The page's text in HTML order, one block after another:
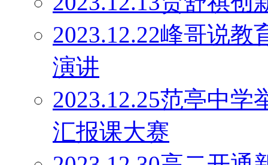
2023.12.22峰哥说
演讲
2023.12.25范亭中学
汇报课大赛